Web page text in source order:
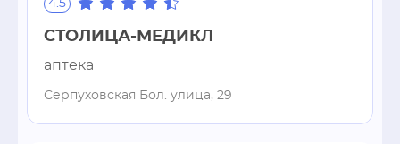
4.5
СТОЛИЦА-МЕДИКЛ
аптека
Серпуховская Бол. улица, 29